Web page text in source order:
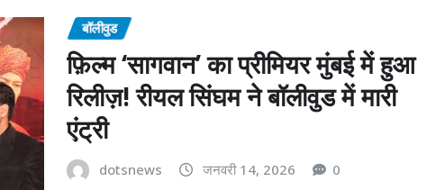
बॉलीवुड
फ़िल्म ‘सागवान’ का प्रीमियर मुंबई में हुआ
रिलीज़! रीयल सिंघम ने बॉलीवुड में मारी
एंट्री
dotsnews जनवरी 14, 2026 0